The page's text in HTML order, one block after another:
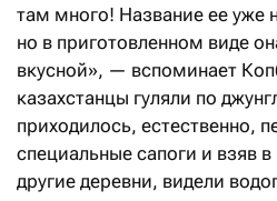
там много! Название ее уже
но в приготовленном виде
вкусной», — вспоминает
казахстанцы гуляли по
приходилось, естественно,
специальные сапоги и взяв
другие деревни, видели